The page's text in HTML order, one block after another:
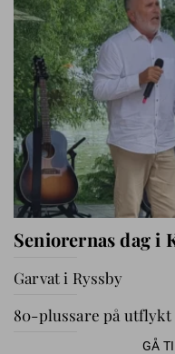
Seniorernas dag i
Garvat i Ryssby
80-plussare på utflykt
GÅ